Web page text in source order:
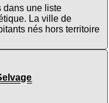
dans une liste
La ville de
nés hors territoire